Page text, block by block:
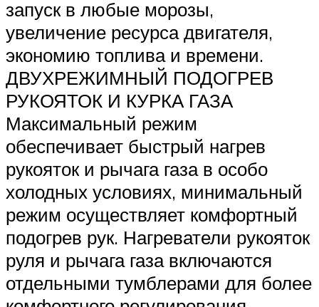
запуск в любые морозы,
увеличение ресурса двигателя,
экономию топлива и времени.
ДВУХРЕЖИМНЫЙ ПОДОГРЕВ
РУКОЯТОК И КУРКА ГАЗА
Максимальный режим
обеспечивает быстрый нагрев
рукояток и рычага газа в особо
холодных условиях, минимальный
режим осуществляет комфортный
подогрев рук. Нагреватели рукояток
руля и рычага газа включаются
отдельными тумблерами для более